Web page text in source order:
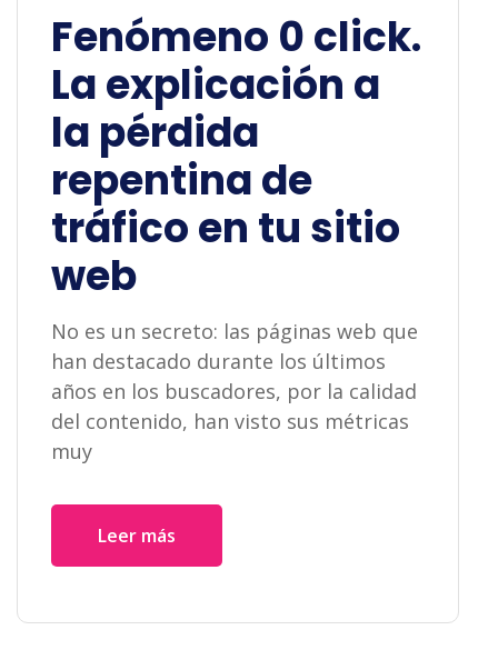
Fenómeno 0 click.
La explicación a
la pérdida
repentina de
tráfico en tu sitio
web
No es un secreto: las páginas web que
han destacado durante los últimos
años en los buscadores, por la calidad
del contenido, han visto sus métricas
muy
Leer más